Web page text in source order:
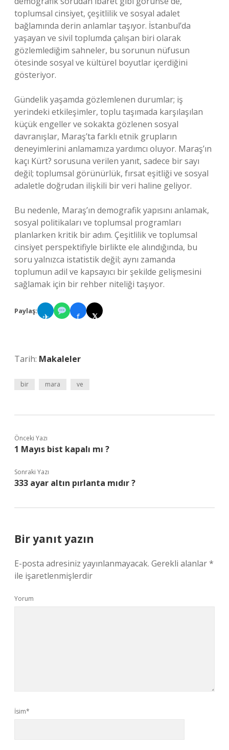
toplumsal cinsiyet, çeşitlilik ve sosyal adalet
bağlamında derin anlamlar taşıyor. İstanbul’da
yaşayan ve sivil toplumda çalışan biri olarak
gözlemlediğim sahneler, bu sorunun nüfusun
ötesinde sosyal ve kültürel boyutlar içerdiğini
gösteriyor.
Gündelik yaşamda gözlemlenen durumlar; iş
yerindeki etkileşimler, toplu taşımada karşılaşılan
küçük engeller ve sokakta gözlenen sosyal
davranışlar, Maraş’ta farklı etnik grupların
deneyimlerini anlamamıza yardımcı oluyor. Maraş’ın
kaçı Kürt? sorusuna verilen yanıt, sadece bir sayı
değil; toplumsal görünürlük, fırsat eşitliği ve sosyal
adaletle doğrudan ilişkili bir veri haline geliyor.
Bu nedenle, Maraş’ın demografik yapısını anlamak,
sosyal politikaları ve toplumsal programları
planlarken kritik bir adım. Çeşitlilik ve toplumsal
cinsiyet perspektifiyle birlikte ele alındığında, bu
soru yalnızca istatistik değil; aynı zamanda
toplumun adil ve kapsayıcı bir şekilde gelişmesini
sağlamak için bir rehber niteliği taşıyor.
Paylaş:
✈ f 𝕏
Tarih: Makaleler
bir mara ve
Önceki Yazı
1 Mayıs bist kapalı mı ?
Sonraki Yazı
333 ayar altın pırlanta mıdır ?
Bir yanıt yazın
E-posta adresiniz yayınlanmayacak. Gerekli alanlar*
ile işaretlenmişlerdir
Yorum
İsim*